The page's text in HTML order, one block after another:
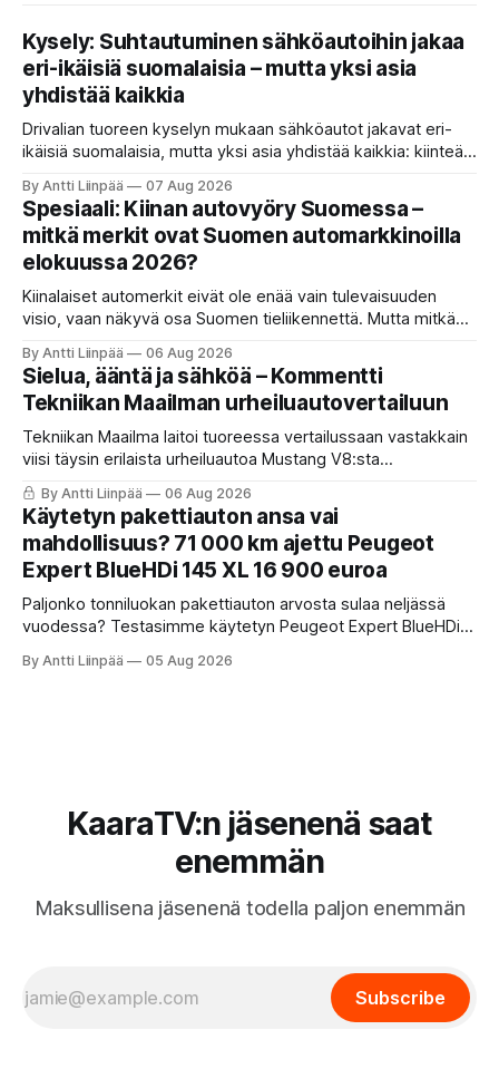
Kysely: Suhtautuminen sähköautoihin jakaa
eri-ikäisiä suomalaisia – mutta yksi asia
yhdistää kaikkia
Drivalian tuoreen kyselyn mukaan sähköautot jakavat eri-
ikäisiä suomalaisia, mutta yksi asia yhdistää kaikkia: kiinteät
valittaessa.
By Antti Liinpää 07 Aug 2026
Spesiaali: Kiinan autovyöry Suomessa –
mitkä merkit ovat Suomen automarkkinoilla
elokuussa 2026?
Kiinalaiset automerkit eivät ole enää vain tulevaisuuden
visio, vaan näkyvä osa Suomen tieliikennettä. Mutta mitkä
pakettiautoihin ja mitä syksyn 2026 uutuuksilta sopii
odottaa? Katso kattava katsaus maamme tarjontaan ja
ostajan tärkeimpiin vinkkeihin!
By Antti Liinpää 06 Aug 2026
Sielua, ääntä ja sähköä – Kommentti
Tekniikan Maailman urheiluautovertailuun
Tekniikan Maailma laitoi tuoreessa vertailussaan vastakkain
viisi täysin erilaista urheiluautoa Mustang V8:sta
täyssähköiseen Hyundai Ioniq 6 N:ään. KaaraTV otti lehden
käteen ja pani autot omaan paremmuusjärjestykseen
fiiliksen, käytettävyyden ja hinta-laatusuhteen perusteella.
By Antti Liinpää 06 Aug 2026
Käytetyn pakettiauton ansa vai
mahdollisuus? 71 000 km ajettu Peugeot
Expert BlueHDi 145 XL 16 900 euroa
Paljonko tonniluokan pakettiauton arvosta sulaa neljässä
vuodessa? Testasimme käytetyn Peugeot Expert BlueHDi
16 900 €. Perkaamme auton taustat, varusteet, ajo-
By Antti Liinpää 05 Aug 2026
KaaraTV:n jäsenenä saat
enemmän
Maksullisena jäsenenä todella paljon enemmän
Subscribe